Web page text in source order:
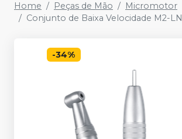
Home Peças de Mão
Micromotor
Conjunto de Baixa Velocidade M2-LN
-34%